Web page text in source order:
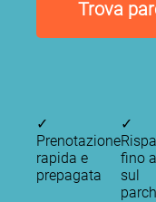
Trova
✓
Prenotazione
rapida e
prepagata
✓
fino
sul